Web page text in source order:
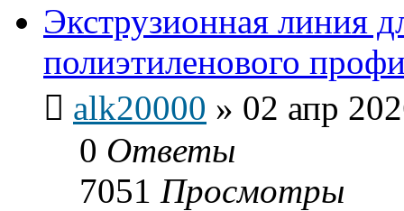
Экструзионная линия
полиэтиленового
alk20000 » 02 апр
0 Ответы
7051 Просмотры